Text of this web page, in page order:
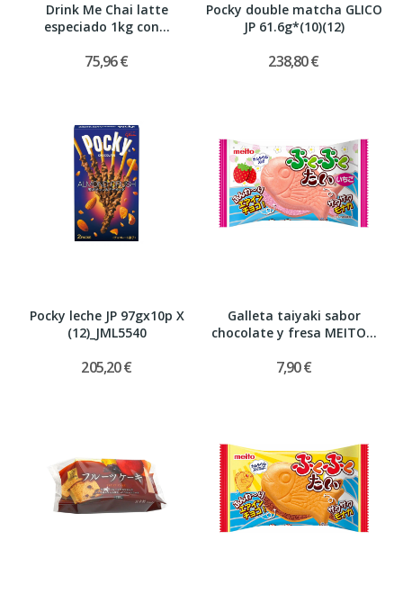
Drink Me Chai latte
especiado 1kg con...
75,96 €
Pocky double matcha GLICO
JP 61.6g*(10)(12)
238,80 €
Pocky leche JP 97gx10p X
(12)_JML5540
205,20 €
Galleta taiyaki sabor
chocolate y fresa MEITO...
7,90 €